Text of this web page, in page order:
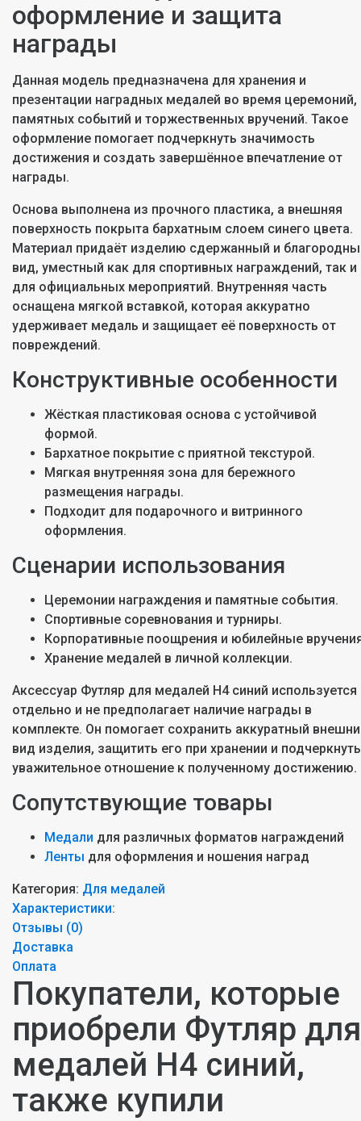
оформление и защита
награды
Данная модель предназначена для хранения и
презентации наградных медалей во время церемоний,
памятных событий и торжественных вручений. Такое
оформление помогает подчеркнуть значимость
достижения и создать завершённое впечатление от
награды.
Основа выполнена из прочного пластика, а внешняя
поверхность покрыта бархатным слоем синего цвета.
Материал придаёт изделию сдержанный и
вид, уместный как для спортивных награждений, так и
для официальных мероприятий. Внутренняя часть
оснащена мягкой вставкой, которая аккуратно
удерживает медаль и защищает её поверхность от
повреждений.
Конструктивные особенности
Жёсткая пластиковая основа с устойчивой
формой.
Бархатное покрытие с приятной текстурой.
Мягкая внутренняя зона для бережного
размещения награды.
Подходит для подарочного и витринного
оформления.
Сценарии использования
Церемонии награждения и памятные события.
Спортивные соревнования и турниры.
Корпоративные поощрения и юбилейные
Хранение медалей в личной коллекции.
Аксессуар Футляр для медалей H4 синий используется
отдельно и не предполагает наличие награды в
комплекте. Он помогает сохранить аккуратный
вид изделия, защитить его при хранении и подчеркнуть
уважительное отношение к полученному достижению.
Сопутствующие товары
Медали для различных форматов награждений
Ленты для оформления и ношения наград
Категория: Для медалей
Характеристики:
Отзывы (0)
Доставка
Оплата
Покупатели, которые
приобрели Футляр для
медалей H4 синий,
также купили